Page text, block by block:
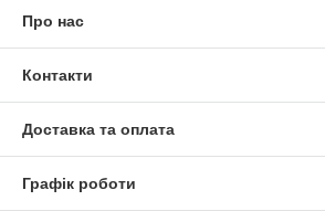
Про нас
Контакти
Доставка та оплата
Графік роботи